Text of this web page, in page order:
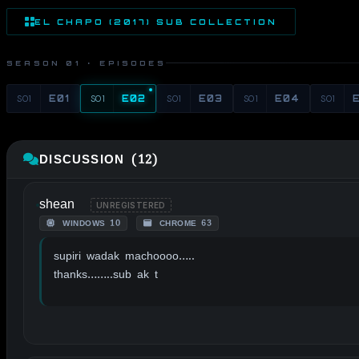
EL CHAPO (2017) SUB COLLECTION
SEASON 01 · EPISODES
S01 E01 S01 E02 S01 E03 S01 E04 S01
DISCUSSION (12)
shean UNREGISTERED
WINDOWS 10 CHROME 63
supiri wadak machoooo…..
thanks……..sub ak t